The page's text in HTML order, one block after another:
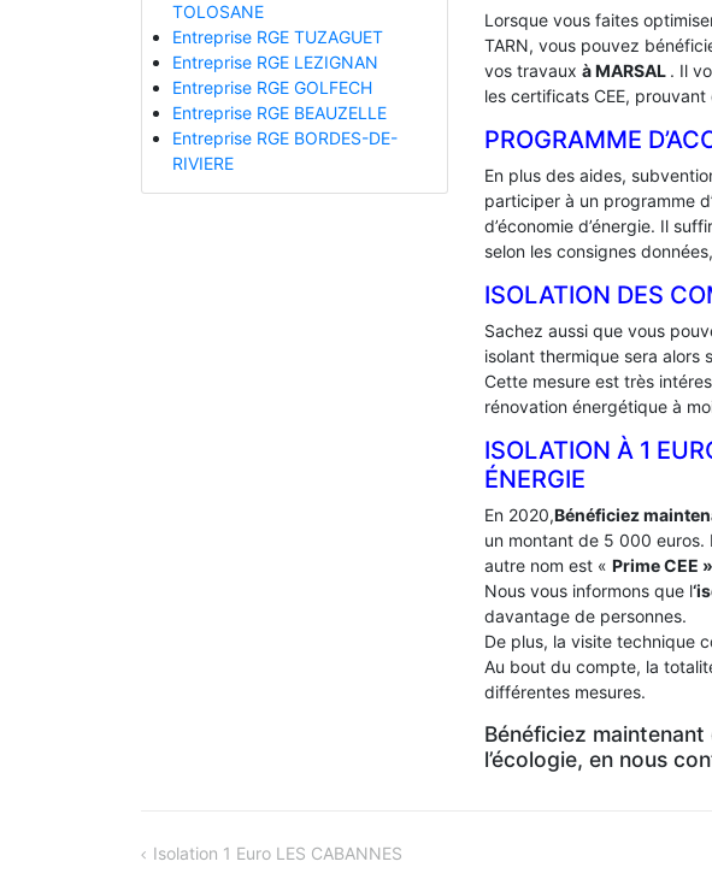
TOLOSANE
Entreprise RGE TUZAGUET
Entreprise RGE LEZIGNAN
Entreprise RGE GOLFECH
Entreprise RGE BEAUZELLE
Entreprise RGE BORDES-DE-
RIVIERE
Lorsque vous faites optimiser
TARN, vous pouvez
vos travaux à MARSAL . Il
les certificats CEE,
PROGRAMME
En plus des aides,
participer à un programme
d’économie d’énergie. Il
selon les consignes
ISOLATION DES
Sachez aussi que vous
isolant thermique sera alors
Cette mesure est très
rénovation énergétique à
ISOLATION À 1
ÉNERGIE
En 2020,Bénéficiez
un montant de 5 000
autre nom est « Prime CEE
Nous vous informons que l
davantage de personnes.
De plus, la visite technique
Au bout du compte, la
différentes mesures.
Bénéficiez maintenant
l’écologie, en nous
NAVIGATION
Isolation 1 Euro LES CABANNES